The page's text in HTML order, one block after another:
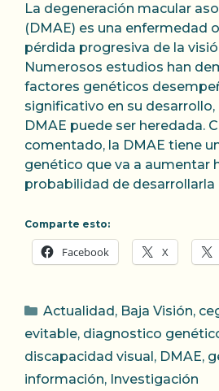
La degeneración macular
(DMAE) es una enfermedad
pérdida progresiva de la
Numerosos estudios han
factores genéticos
significativo en su
DMAE puede ser heredada.
comentado, la DMAE tiene
genético que va a aumentar
probabilidad de desarrollarla
Comparte esto:
Facebook X
Categorías
Actualidad , Baja Visión,
evitable, diagnostico
discapacidad visual , DMAE,
información, Investigación